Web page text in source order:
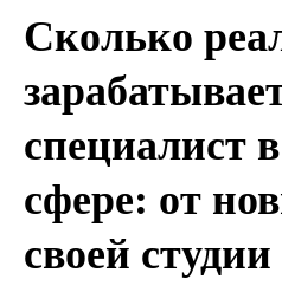
Сколько
специалист
сфере: от
своей студии